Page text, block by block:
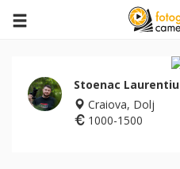
Stoenac Laurentiu
Craiova, Dolj
1000-1500